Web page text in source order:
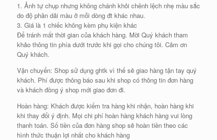
1. Ảnh tự chụp nhưng không chánh khỏi chênh lệch nhẹ màu sắc
do độ phân dải màu ở mỗi dòng đt khác nhau.
3. Giá là 1 chiếc không kèm phụ kiện khác
Để tránh mất thời gian của khách hàng. Mời Quý khách tham
khảo thông tin phía dưới trước khi gọi cho chúng tôi. Cảm ơn
Quý khách.
Vận chuyển: Shop sử dụng ghtk vì thế sẽ giao hàng tận tay quý
khách. Phí được thông báo sau khi shop có thông tin đơn hàng
và khách đồng ý shop mới giao đơn đi.
Hoàn hàng: Khách được kiểm tra hàng khi nhận, hoàn hàng khi
khi thay đổi ý định. Mọi chi phí hoàn hàng khách hàng vui lòng
thanh toán. Số tiền của đơn hàng shop sẽ hoàn tiền theo các
hình thức thuận lợi nhất cho khách hàng